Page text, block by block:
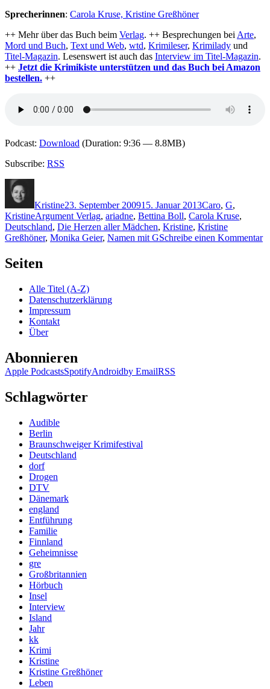
Sprecherinnen: Carola Kruse, Kristine Greßhöner
++ Mehr über das Buch beim Verlag. ++ Besprechungen bei Arte,
Mord und Buch, Text und Web, wtd, Krimileser, Krimilady und
Titel-Magazin. Lesenswert ist auch das Interview im Titel-Magazin.
++ Jetzt die Krimikiste unterstützen und das Buch bei Amazon
bestellen. ++
Podcast: Download (Duration: 9:36 — 8.8MB)
Subscribe: RSS
Kristine23. September 200915. Januar 2013Caro, G,
KristineSchlagwörter
Argument Verlag, ariadne, Bettina Boll, Carola Kruse,
Deutschland, Die Herzen aller Mädchen, Kristine, Kristine
Greßhöner, Monika Geier, Namen mit GSchreibe einen Kommentar
Seiten
Alle Titel (A-Z)
Datenschutzerklärung
Impressum
Kontakt
Über
Abonnieren
Apple PodcastsSpotifyAndroidby EmailRSS
Schlagwörter
Audible
Berlin
Braunschweiger Krimifestival
Deutschland
dorf
Drogen
DTV
Dänemark
england
Entführung
Familie
Finnland
Geheimnisse
gre
Großbritannien
Hörbuch
Insel
Interview
Island
Jahr
kk
Krimi
Kristine
Kristine Greßhöner
Leben